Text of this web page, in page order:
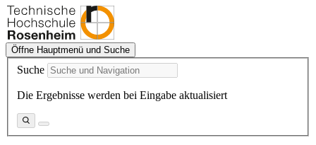
Öffne Hauptmenü und Suche
Suche
Die Ergebnisse werden bei Eingabe aktualisiert